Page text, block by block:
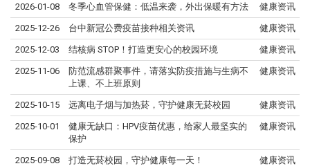
2026-01-08 冬季心血管保健：低温来袭，外出保暖有方法 健康资讯
2025-12-26 台中新冠公费疫苗接种相关资讯 健康资讯
2025-12-03 结核病 STOP！打造更安心的校园环境 健康资讯
2025-11-06
防范流感群聚事件，请落实防疫措施与生病不
上课、不上班原则
健康资讯
2025-10-15 远离电子烟与加热菸，守护健康无菸校园 健康资讯
2025-10-01
健康无缺口：HPV疫苗优惠，给家人最坚实的
保护
健康资讯
2025-09-08 打造无菸校园，守护健康每一天！ 健康资讯